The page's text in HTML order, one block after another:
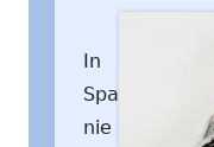
In
Spa
nie